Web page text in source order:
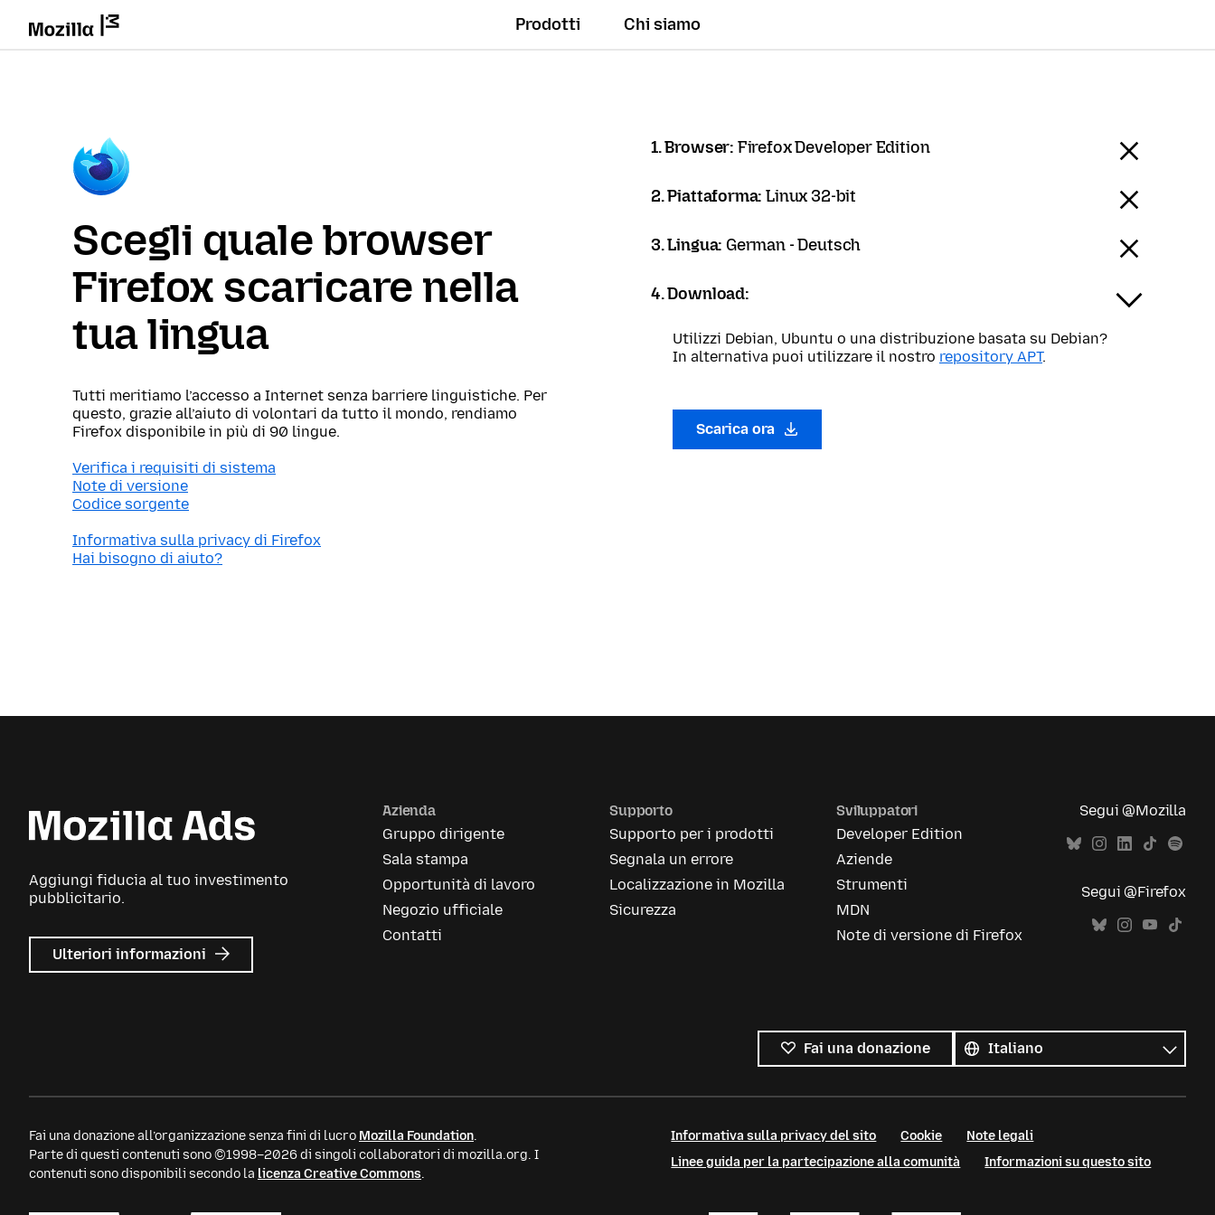
Prodotti Chi siamo
Scegli quale browser
Firefox scaricare nella
tua lingua
Tutti meritiamo l’accesso a Internet senza barriere linguistiche. Per
questo, grazie all’aiuto di volontari da tutto il mondo, rendiamo
Firefox disponibile in più di 90 lingue.
Verifica i requisiti di sistema
Note di versione
Codice sorgente
Informativa sulla privacy di Firefox
Hai bisogno di aiuto?
1. Browser: Firefox Developer Edition
2. Piattaforma:Linux 32-bit
3. Lingua: German - Deutsch
4. Download:
Utilizzi Debian, Ubuntu o una distribuzione basata su Debian?
In alternativa puoi utilizzare il nostro repository APT.
Scarica ora
Aggiungi fiducia al tuo investimento
pubblicitario.
Ulteriori informazioni su
Mozilla
Azienda
Gruppo dirigente
Sala stampa
Opportunità di lavoro
Negozio ufficiale
Contatti
Supporto
Supporto per i prodotti
Segnala un errore
Localizzazione in Mozilla
Sicurezza
Sviluppatori
Developer Edition
Aziende
Strumenti
MDN
Note di versione di Firefox
Segui @Mozilla
Segui @Firefox
Fai una donazione
le
lingue
Lingua
Fai una donazione all’organizzazione senza fini di lucro Mozilla Foundation.
Parte di questi contenuti sono ©1998–2026 di singoli collaboratori di mozilla.org. I
contenuti sono disponibili secondo la licenza Creative Commons.
Informativa sulla privacy del sito Cookie
Note legali
Linee guida per la partecipazione alla comunità
Informazioni su questo sito